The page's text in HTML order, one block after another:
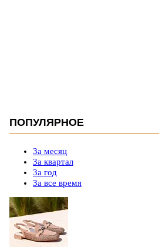
ПОПУЛЯРНОЕ
За месяц
За квартал
За год
За все время